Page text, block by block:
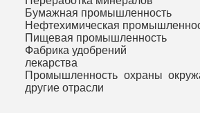
Бумажная промышленность
Нефтехимическая
Пищевая промышленность
Фабрика удобрений
лекарства
Промышленность охраны
другие отрасли